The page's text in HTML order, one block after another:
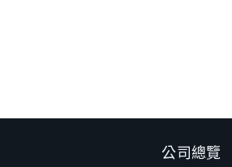
公司總覽